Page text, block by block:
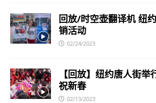
回放/时空壶翻译机 纽
销活动
02/24/2023
【回放】纽约唐人街
祝新春
02/13/2023